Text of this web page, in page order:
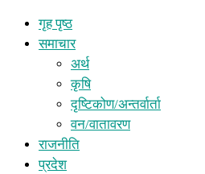
गृह पृष्ठ
समाचार
अर्थ
कृषि
दृष्टिकोण/अन्तर्वार्ता
वन/वातावरण
राजनीति
प्रदेश